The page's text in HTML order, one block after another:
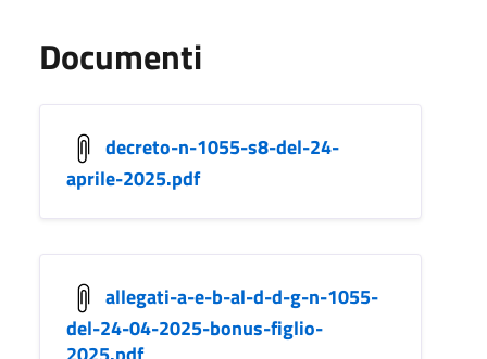
Documenti
decreto-n-1055-s8-del-24-
aprile-2025.pdf
allegati-a-e-b-al-d-d-g-n-1055-
del-24-04-2025-bonus-figlio-